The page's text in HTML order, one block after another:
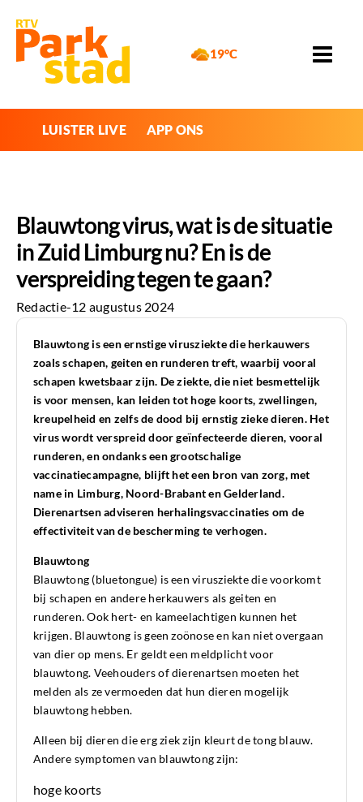
19°C
LUISTER LIVE APP ONS
Blauwtong virus, wat is de situatie
in Zuid Limburg nu? En is de
verspreiding tegen te gaan?
Redactie-12 augustus 2024
Blauwtong is een ernstige virusziekte die herkauwers
zoals schapen, geiten en runderen treft, waarbij vooral
schapen kwetsbaar zijn. De ziekte, die niet besmettelijk
is voor mensen, kan leiden tot hoge koorts, zwellingen,
kreupelheid en zelfs de dood bij ernstig zieke dieren. Het
virus wordt verspreid door geïnfecteerde dieren, vooral
runderen, en ondanks een grootschalige
vaccinatiecampagne, blijft het een bron van zorg, met
name in Limburg, Noord-Brabant en Gelderland.
Dierenartsen adviseren herhalingsvaccinaties om de
effectiviteit van de bescherming te verhogen.
Blauwtong
Blauwtong (bluetongue) is een virusziekte die voorkomt
bij schapen en andere herkauwers als geiten en
runderen. Ook hert- en kameelachtigen kunnen het
krijgen. Blauwtong is geen zoönose en kan niet overgaan
van dier op mens. Er geldt een meldplicht voor
blauwtong. Veehouders of dierenartsen moeten het
melden als ze vermoeden dat hun dieren mogelijk
blauwtong hebben.
Alleen bij dieren die erg ziek zijn kleurt de tong blauw.
Andere symptomen van blauwtong zijn:
hoge koorts